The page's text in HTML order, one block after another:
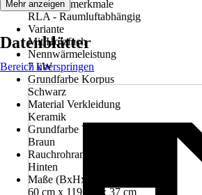
Leistungsmerkmale
RLA - Raumluftabhängig
Variante
Mit Holzfach
Nennwärmeleistung
7 kW
Grundfarbe Korpus
Schwarz
Material Verkleidung
Keramik
Grundfarbe Verkleidung
Braun
Rauchrohranschluss
Hinten
Maße (BxHxT)
60 cm x 119 cm x 37 cm
Mehr anzeigen
Datenblätter
Bereich überspringen